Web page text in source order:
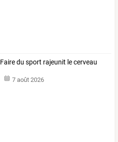
Faire du sport rajeunit le cerveau
7 août 2026